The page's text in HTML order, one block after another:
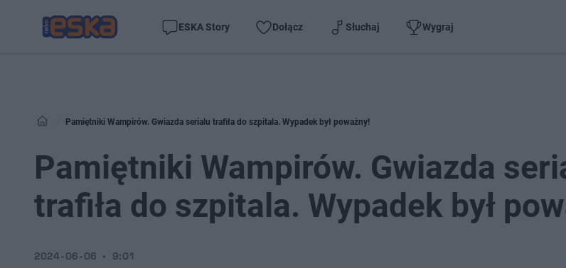
ESKA Story Dołącz Słuchaj Wygraj
Pamiętniki Wampirów. Gwiazda serialu trafiła do szpitala. Wypadek był poważny!
Pamiętniki Wampirów. Gwiazda
trafiła do szpitala. Wypadek był
2024-06-06 9:01